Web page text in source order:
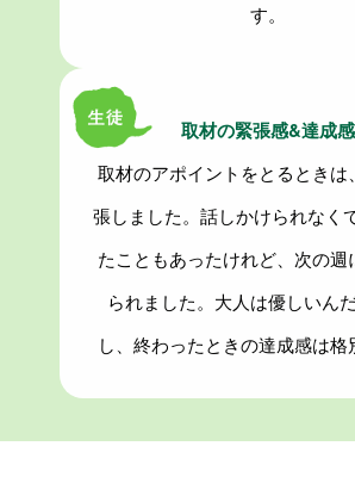
す。
取材の緊張感&達成感
取材のアポイントをとるときは
張しました。話しかけられなく
たこともあったけれど、次の週
られました。大人は優しいん
し、終わったときの達成感は格